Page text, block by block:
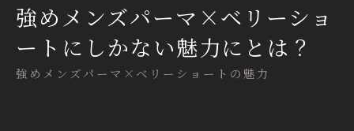
強めメンズパーマ×ベリーショートの魅力
強めメンズパーマ×ベリーショ
ートにしかない魅力にとは？